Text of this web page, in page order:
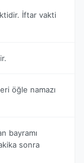
İftar vakti
öğle namazı
bayramı
sonra